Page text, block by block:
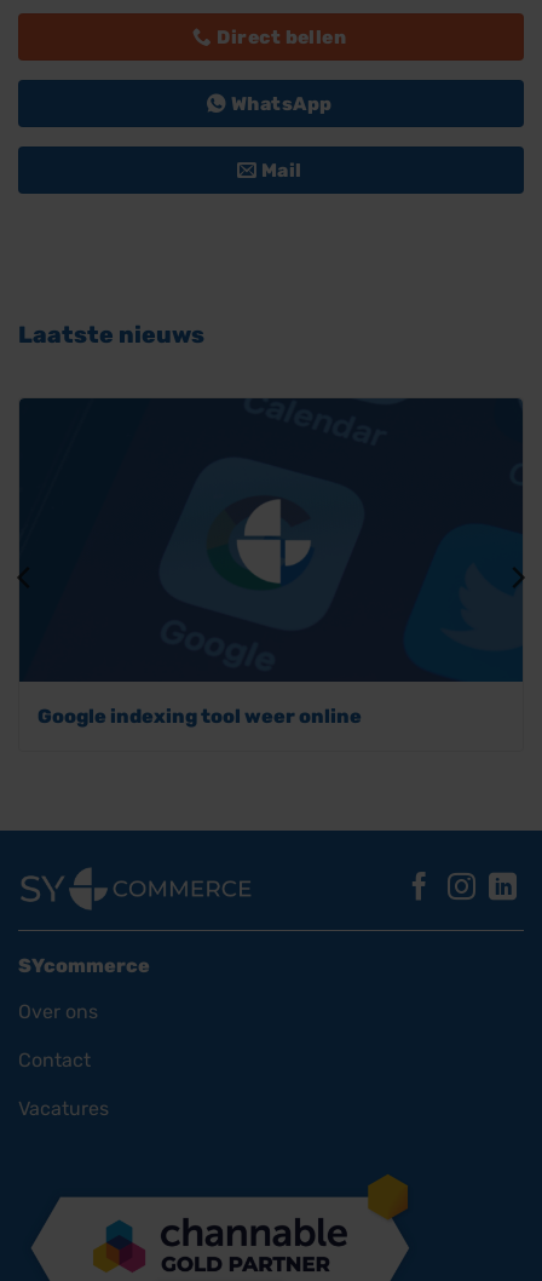
Direct bellen
WhatsApp
Mail
Laatste nieuws
Google indexing tool weer online
SYcommerce
Over ons
Contact
Vacatures